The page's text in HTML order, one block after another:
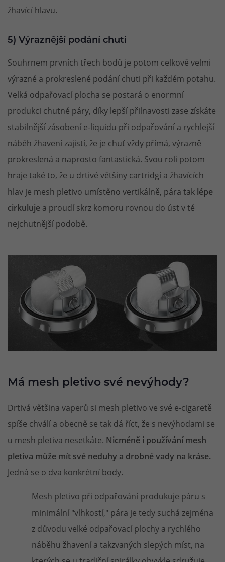
žhavící hlavu.
5) Výraznější podání chuti
Souhrnem prvních třech bodů je potom celkově velmi
výrazné a prokreslené podání chuti při každém potahu.
Velká odpařovací plocha se postará o enormní
produkci chutné páry, díky lepší přilnavosti zase získáte
stabilnější zásobení e-liquidu při odpařování a rychlejší
náběh žhavení zajistí, že je chuť vždy přímá, výrazně
prokreslená a naprosto fantastická. Svou roli potom
hraje také to, že u drtivé většiny cartridgí a žhavících
hlav je mesh pletivo umístěno vertikálně, pára tak lépe
cirkuluje a proudí skrz komoru rovnou do úst v té
nejchutnější podobě.
Má mesh pletivo své nevýhody?
Drtivá většina vaperů si mesh pletivo ve své e-cigaretě
spíše chválí a obecně se tak dá říct, že s nevýhodami se
u mesh pletiva nesetkáte. Nicméně i používání mesh
pletiva může mít své neduhy a drobné vady na kráse.
Jedná se o dva konkrétní body.
Mesh pletivo při odpařování produkuje páru s
minimální "vlhkostí," pára je tedy suchá zejména
z důvodu velké odpařovací plochy a rychlého
náběhu žhavení a takzvaných slepých míst, na